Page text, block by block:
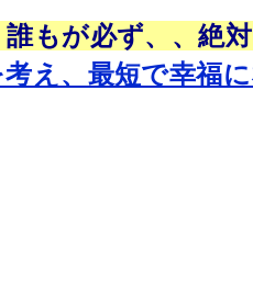
もが必ず、、絶
え、最短で幸福